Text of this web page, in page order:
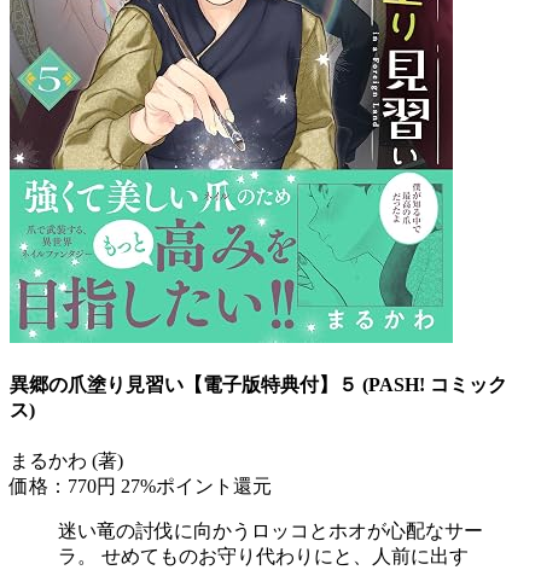
異郷の爪塗り見習い【電子版特典付】５ (PASH! コミック
ス)
まるかわ (著)
価格：770円 27%ポイント還元
迷い竜の討伐に向かうロッコとホオが心配なサー
ラ。 せめてものお守り代わりにと、人前に出す